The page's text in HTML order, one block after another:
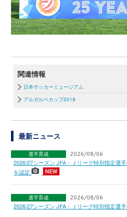
関連情報
日本サッカーミュージアム
アルガルベカップ2018
最新ニュース
選手育成 2026/08/06
2026/27シーズン JFA・Ｊリーグ特別指定選
を認定
選手育成 2026/08/06
2026/27シーズン JFA・Ｊリーグ特別指定選